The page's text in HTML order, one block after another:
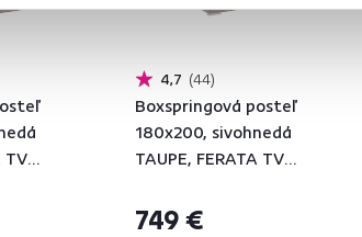
TV
4,7 44
Boxspringová posteľ
180x200, sivohnedá
TAUPE, FERATA TV
749 €